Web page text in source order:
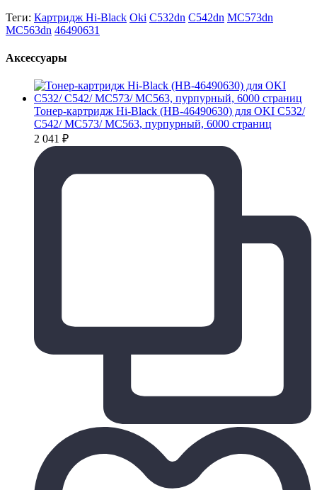
Теги: Картридж Hi-Black Oki C532dn C542dn MC573dn
MC563dn 46490631
Аксессуары
Тонер-картридж Hi-Black (HB-46490630) для OKI C532/
C542/ MC573/ MC563, пурпурный, 6000 страниц
2 041 ₽